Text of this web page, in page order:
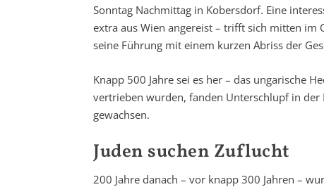
Sonntag Nachmittag in Kobersdorf. Eine
extra aus Wien angereist – trifft sich mitten im
seine Führung mit einem kurzen Abriss der
Knapp 500 Jahre sei es her – das ungarische
vertrieben wurden, fanden Unterschlupf in der
gewachsen.
Juden suchen Zuflucht
200 Jahre danach – vor knapp 300 Jahren –